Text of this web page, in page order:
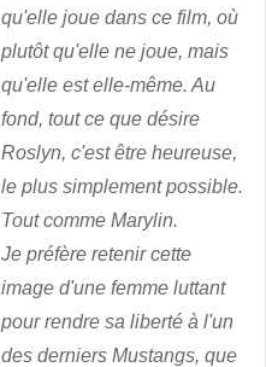
qu'elle joue dans ce film, où
plutôt qu'elle ne joue, mais
qu'elle est elle-même. Au
fond, tout ce que désire
Roslyn, c'est être heureuse,
le plus simplement possible.
Tout comme Marylin.
Je préfère retenir cette
image d'une femme luttant
pour rendre sa liberté à l'un
des derniers Mustangs, que